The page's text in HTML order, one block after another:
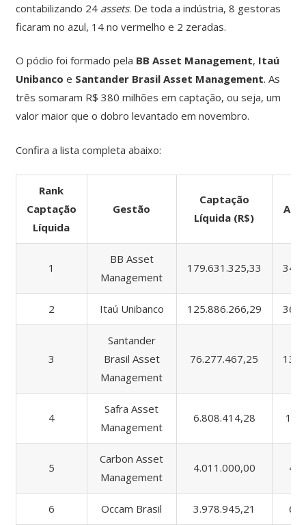
contabilizando 24 assets. De toda a indústria, 8 gestoras
ficaram no azul, 14 no vermelho e 2 zeradas.
O pódio foi formado pela BB Asset Management, Itaú
Unibanco e Santander Brasil Asset Management. As
três somaram R$ 380 milhões em captação, ou seja, um
valor maior que o dobro levantado em novembro.
Confira a lista completa abaixo:
Rank
Captação
Líquida
Gestão
Captação
Líquida (R$)
1
BB Asset
Management
179.631.325,33
2 Itaú Unibanco 125.886.266,29
3
Santander
Brasil Asset
Management
76.277.467,25
4
Safra Asset
Management
6.808.414,28
5
Carbon Asset
Management
4.011.000,00
6 Occam Brasil 3.978.945,21